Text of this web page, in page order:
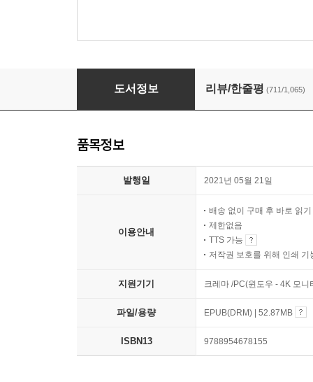
도서정보 리뷰/한줄평 (711/1,065)
품목정보
발행일 2021년 05월 21일
이용안내
배송 없이 구매 후 바로 읽기
제한없음
TTS 가능
저작권 보호를 위해 인쇄 기
지원기기 크레마 /PC(윈도우 - 4K 모
파일/용량 EPUB(DRM) | 52.87MB
ISBN13 9788954678155